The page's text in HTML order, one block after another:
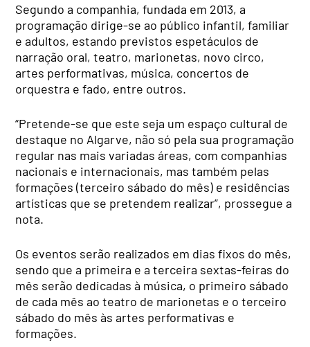
Segundo a companhia, fundada em 2013, a
programação dirige-se ao público infantil, familiar
e adultos, estando previstos espetáculos de
narração oral, teatro, marionetas, novo circo,
artes performativas, música, concertos de
orquestra e fado, entre outros.
“Pretende-se que este seja um espaço cultural de
destaque no Algarve, não só pela sua programação
regular nas mais variadas áreas, com companhias
nacionais e internacionais, mas também pelas
formações (terceiro sábado do mês) e residências
artísticas que se pretendem realizar”, prossegue a
nota.
Os eventos serão realizados em dias fixos do mês,
sendo que a primeira e a terceira sextas-feiras do
mês serão dedicadas à música, o primeiro sábado
de cada mês ao teatro de marionetas e o terceiro
sábado do mês às artes performativas e
formações.